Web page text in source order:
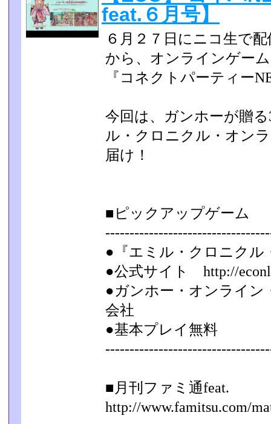
feat.６月号】
６月２７日にニコ生で
から、オンラインゲー
『コネクトパーティー
今回は、ガンホーが贈
ル・クロニクル・オン
届け！
■ピックアップゲーム
●『エミル・クロニクル
●公式サイト http://
●ガンホー・オンライン
会社
●基本プレイ無料
■月刊ファミ通feat.
http://www.famitsu.com/